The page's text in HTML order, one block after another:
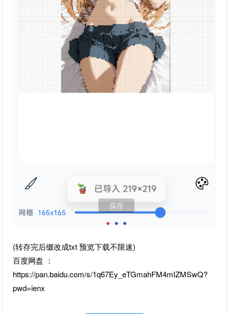
(转存完后缀改成txt 预览下载不限速)
百度网盘 ：
https://pan.baidu.com/s/1q67Ey_eTGmahFM4mIZMSwQ?
pwd=ienx